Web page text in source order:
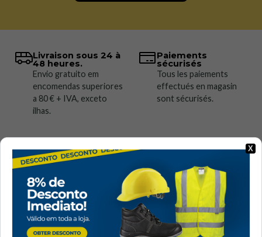
Livraison sous 24 à
48 heures.
Envio gratuito em
encomendas superiores
a 80 € + IVA, exceto
ilhas.
Paiements
sécurisés
Tous les paiements
effectués en magasin
sont sécurisés.
X